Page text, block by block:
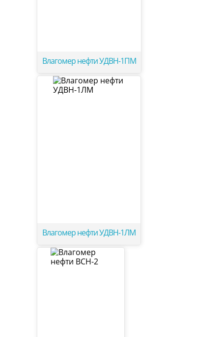
Влагомер нефти УДВН-1ПМ
Влагомер нефти УДВН-1ЛМ